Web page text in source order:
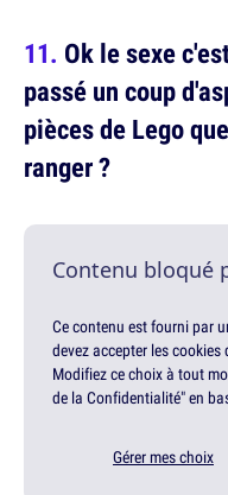
Ok le sexe
passé un coup
pièces de Lego
ranger ?
Contenu bloqué
Ce contenu est fourni par
devez accepter les
Modifiez ce choix à tout
de la Confidentialité" en
Gérer mes choix